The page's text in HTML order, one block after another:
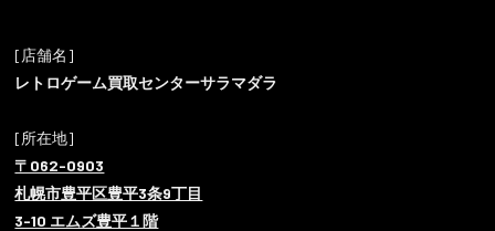
[店舗名]
レトロゲーム買取センターサラマダラ
[所在地]
〒062-0903
札幌市豊平区豊平3条9丁目
3-10 エムズ豊平１階